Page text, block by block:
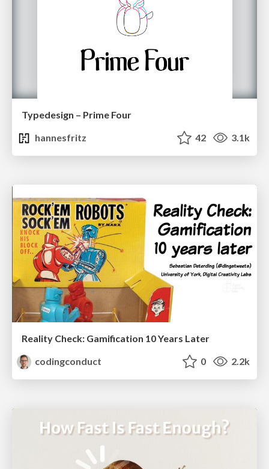
Typedesign – Prime Four
hannesfritz
42 3.1k
Reality Check: Gamification 10 Years Later
codingconduct
0 2.2k